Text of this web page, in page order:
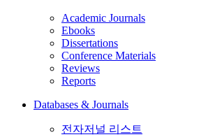
Academic Journals
Ebooks
Dissertations
Conference Materials
Reviews
Reports
Databases & Journals
전자저널 리스트